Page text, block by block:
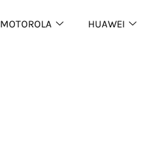
MOTOROLA HUAWEI